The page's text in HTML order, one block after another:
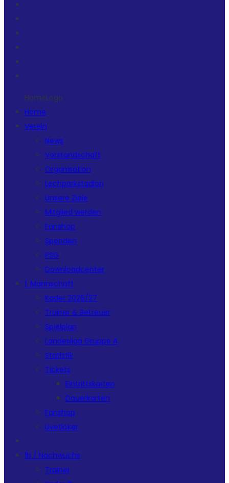
HomeLogo
Home
Verein
News
Vorstandschaft
Organisation
Lechparkstadion
Unsere Ziele
Mitglied werden
Fanshop
Spenden
PSG
Downloadcenter
1. Mannschaft
Kader 2026/27
Trainer & Betreuer
Spielplan
Landesliga Gruppe A
Statistik
Tickets
Eintrittskarten
Dauerkarten
Fanshop
Liveticker
1b / Nachwuchs
Trainer